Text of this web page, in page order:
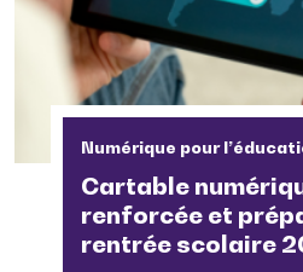
Numérique pour
Cartable
renforcée et
rentrée scolaire